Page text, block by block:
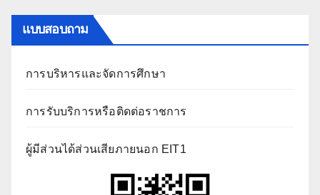
แบบสอบถาม
การบริหารและจัดการศึกษา
การรับบริการหรือติดต่อราชการ
ผู้มีส่วนได้ส่วนเสียภายนอก EIT1